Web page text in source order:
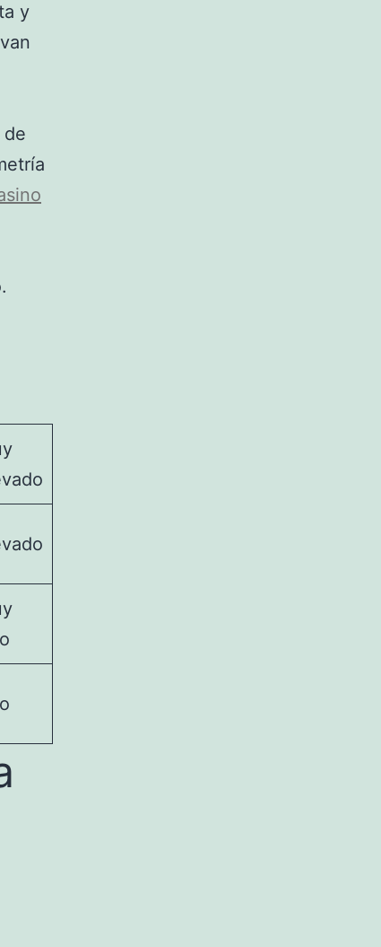
y
de